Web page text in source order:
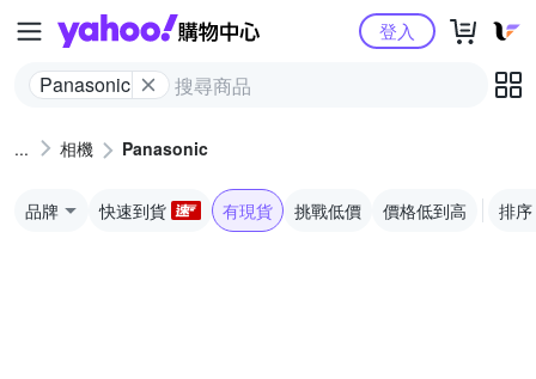
Yahoo購物中心
Panasonic
登入
相機 Panasonic
品牌 快速到貨 有現貨 挑戰低價 價格低到高 排序